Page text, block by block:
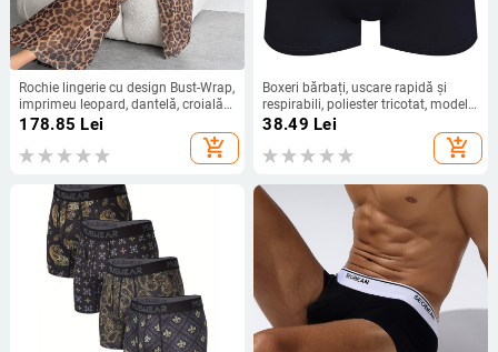
Rochie lingerie cu design Bust-Wrap,
imprimeu leopard, dantelă, croială
slim, 95% poliester, pentru toate
178.85 Lei
add_shopping_cart
Boxeri bărbați, uscare rapidă și
respirabili, poliester tricotat, model
text, căptușeală în zona inghinală
38.49 Lei
add_shopping_cart